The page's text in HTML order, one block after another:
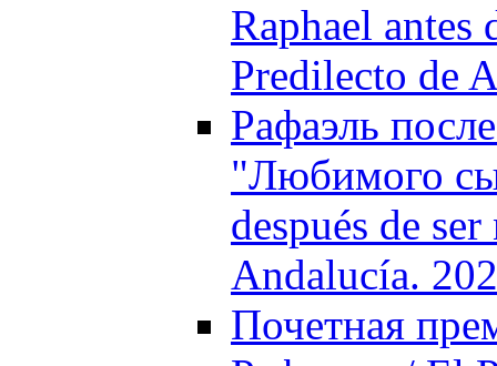
Raphael antes
Predilecto de
Рафаэль
"Любимого
después de
Andalucía.
Почетная